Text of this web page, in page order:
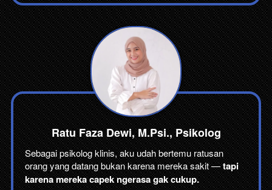
Ratu Faza Dewi, M.Psi., Psikolog
Sebagai psikolog klinis, aku udah bertemu ratusan
orang yang datang bukan karena mereka sakit — tapi
karena mereka capek ngerasa gak cukup.